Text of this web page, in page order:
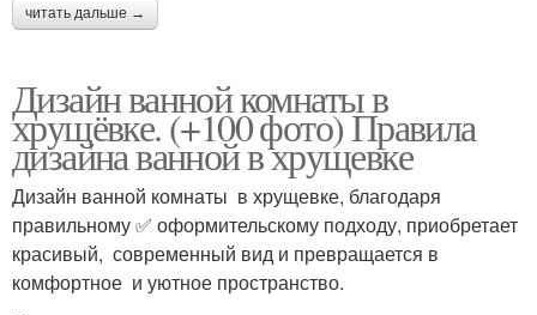
читать дальше →
Дизайн ванной комнаты в
хрущёвке. (+100 фото) Правила
дизайна ванной в хрущевке
Дизайн ванной комнаты в хрущевке, благодаря
правильному ✅ оформительскому подходу, приобретает
красивый, современный вид и превращается в
комфортное и уютное пространство.